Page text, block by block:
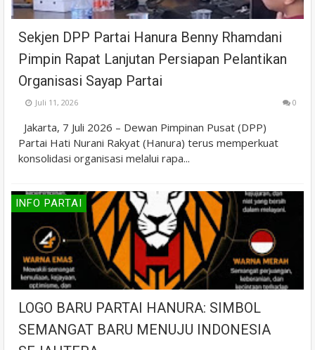
Sekjen DPP Partai Hanura Benny Rhamdani
Pimpin Rapat Lanjutan Persiapan Pelantikan
Organisasi Sayap Partai
Juli 11, 2026 0
Jakarta, 7 Juli 2026 – Dewan Pimpinan Pusat (DPP)
Partai Hati Nurani Rakyat (Hanura) terus memperkuat
konsolidasi organisasi melalui rapa...
INFO PARTAI
LOGO BARU PARTAI HANURA: SIMBOL
SEMANGAT BARU MENUJU INDONESIA